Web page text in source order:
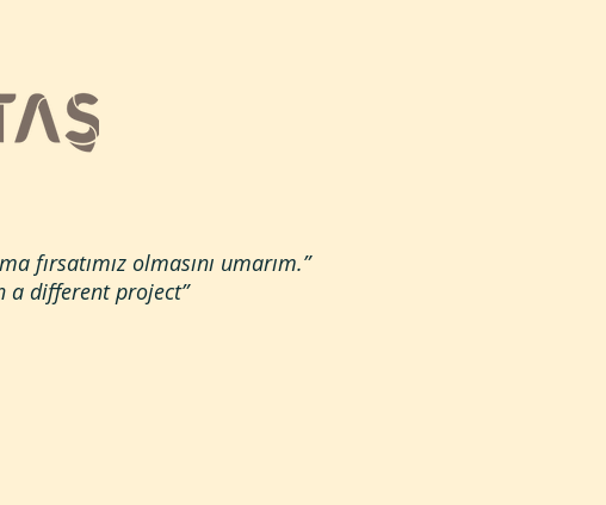
fırsatımız olmasını umarım.”
a different project”